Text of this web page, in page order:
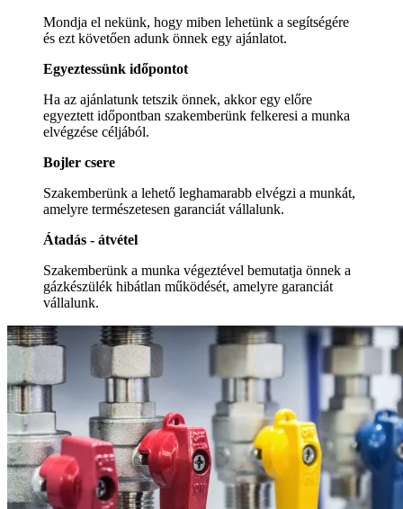
Mondja el nekünk, hogy miben lehetünk a segítségére
és ezt követően adunk önnek egy ajánlatot.
Egyeztessünk időpontot
Ha az ajánlatunk tetszik önnek, akkor egy előre
egyeztett időpontban szakemberünk felkeresi a munka
elvégzése céljából.
Bojler csere
Szakemberünk a lehető leghamarabb elvégzi a munkát,
amelyre természetesen garanciát vállalunk.
Átadás - átvétel
Szakemberünk a munka végeztével bemutatja önnek a
gázkészülék hibátlan működését, amelyre garanciát
vállalunk.